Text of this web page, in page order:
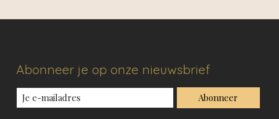
Abonneer je op onze nieuwsbrief
Abonneer